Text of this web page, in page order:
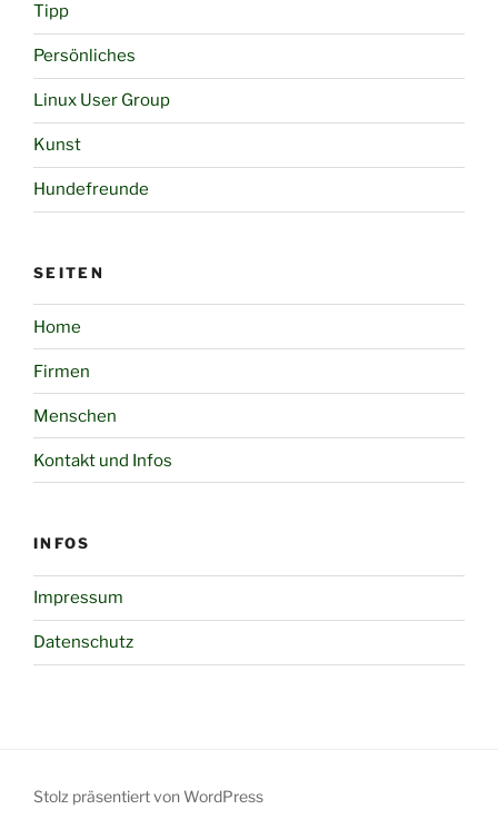
Tipp
Persönliches
Linux User Group
Kunst
Hundefreunde
SEITEN
Home
Firmen
Menschen
Kontakt und Infos
INFOS
Impressum
Datenschutz
Stolz präsentiert von WordPress